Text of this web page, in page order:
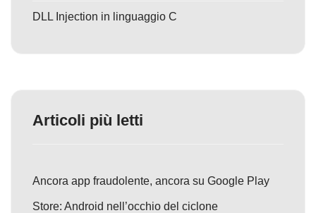
DLL Injection in linguaggio C
Articoli più letti
Ancora app fraudolente, ancora su Google Play
Store: Android nell’occhio del ciclone